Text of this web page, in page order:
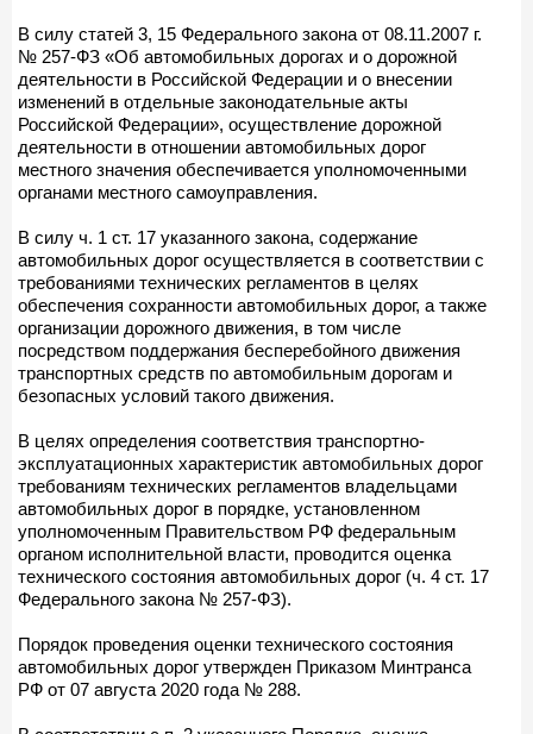
В силу статей 3, 15 Федерального закона от 08.11.2007 г.
№ 257-ФЗ «Об автомобильных дорогах и о дорожной
деятельности в Российской Федерации и о внесении
изменений в отдельные законодательные акты
Российской Федерации», осуществление дорожной
деятельности в отношении автомобильных дорог
местного значения обеспечивается уполномоченными
органами местного самоуправления.
В силу ч. 1 ст. 17 указанного закона, содержание
автомобильных дорог осуществляется в соответствии с
требованиями технических регламентов в целях
обеспечения сохранности автомобильных дорог, а также
организации дорожного движения, в том числе
посредством поддержания бесперебойного движения
транспортных средств по автомобильным дорогам и
безопасных условий такого движения.
В целях определения соответствия транспортно-
эксплуатационных характеристик автомобильных дорог
требованиям технических регламентов владельцами
автомобильных дорог в порядке, установленном
уполномоченным Правительством РФ федеральным
органом исполнительной власти, проводится оценка
технического состояния автомобильных дорог (ч. 4 ст. 17
Федерального закона № 257-ФЗ).
Порядок проведения оценки технического состояния
автомобильных дорог утвержден Приказом Минтранса
РФ от 07 августа 2020 года № 288.